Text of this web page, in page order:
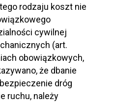
rodzaju koszt nie
cywilnej
(art.
obowiązkowych,
że dbanie
dróg
ruchu, należy